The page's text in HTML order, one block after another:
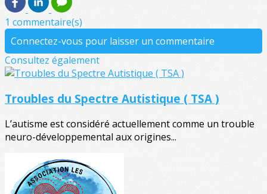
1 commentaire(s)
Connectez-vous pour laisser un commentaire
Consultez également
Troubles du Spectre Autistique ( TSA )
L’autisme est considéré actuellement comme un trouble
neuro-développemental aux origines...